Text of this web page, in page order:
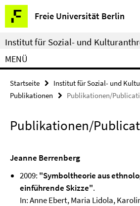
Springe
direkt
zu
Inhalt
Freie Universität Berlin
Service-
Navigation
Institut für Sozial- und
MENÜ
Startseite
Institut für Sozial- und
Publikationen
Publikationen/
Publikationen/
Jeanne Berrenberg
2009: "Symboltheorie aus
einführende Skizze".
In: Anne Ebert, Maria Lidola,